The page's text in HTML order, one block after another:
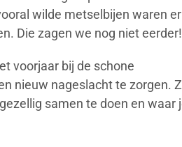
wilde metselbijen waren er
Die zagen we nog niet eerder!
voorjaar bij de schone
nieuw nageslacht te zorgen.
samen te doen en waar